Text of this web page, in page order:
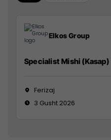
Elkos Group
Specialist Mishi (Kasap)
Ferizaj
3 Gusht 2026